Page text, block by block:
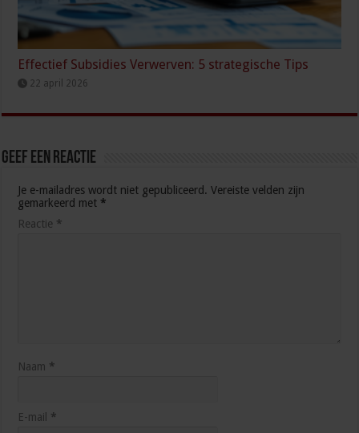
Effectief Subsidies Verwerven: 5 strategische Tips
22 april 2026
Geef een reactie
Je e-mailadres wordt niet gepubliceerd. Vereiste velden zijn
gemarkeerd met *
Reactie *
Naam *
E-mail *